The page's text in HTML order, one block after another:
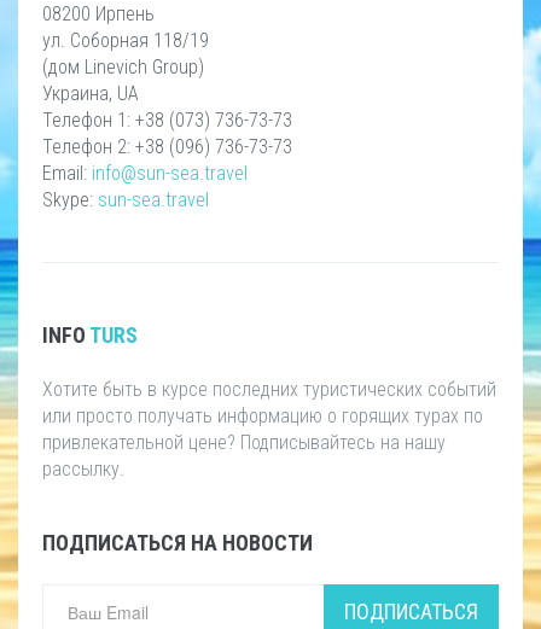
08200 Ирпень
ул. Соборная 118/19
(дом Linevich Group)
Украина, UA
Телефон 1: +38 (073) 736-73-73
Телефон 2: +38 (096) 736-73-73
Email: info@sun-sea.travel
Skype: sun-sea.travel
INFO TURS
Хотите быть в курсе последних туристических событий
или просто получать информацию о горящих турах по
привлекательной цене? Подписывайтесь на нашу
рассылку.
ПОДПИСАТЬСЯ НА НОВОСТИ
ПОДПИСАТЬСЯ